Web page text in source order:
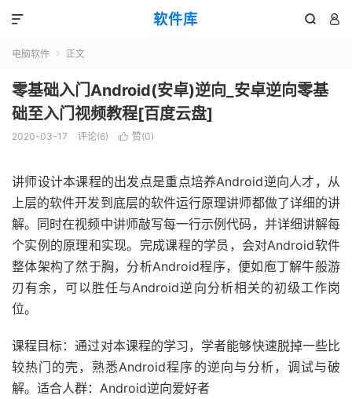
软件库  

电脑软件  正文
零基础入门Android(安卓)逆向_安卓逆向零基
础至入门视频教程[百度云盘]
2020-03-17 评论(6)  赞(0)
讲师设计本课程的出发点是重点培养Android逆向人才，从
上层的软件开发到底层的软件运行原理讲师都做了详细的讲
解。同时在视频中讲师敲写每一行示例代码，并详细讲解每
个实例的原理和实现。完成课程的学员，会对Android软件
整体架构了然于胸，分析Android程序，便如庖丁解牛般游
刃有余，可以胜任与Android逆向分析相关的初级工作岗
位。
课程目标：通过对本课程的学习，学者能够快速脱掉一些比
较热门的壳，熟悉Android程序的逆向与分析，调试与破
解。适合人群：Android逆向爱好者